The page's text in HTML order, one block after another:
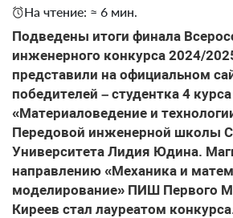
На чтение: ≈ 6 мин.
Подведены итоги финала
инженерного конкурса 2024/
представили на официальном
победителей – студентка 4
«Материаловедение и
Передовой инженерной школы
Университета Лидия Юдина.
направлению «Механика и
моделирование» ПИШ Первого
Киреев стал лауреатом